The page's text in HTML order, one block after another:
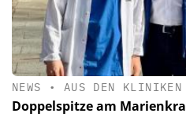
NEWS • AUS DEN KLINIKEN
Doppelspitze am